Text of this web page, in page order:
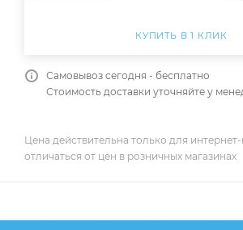
КУПИТЬ В 1 КЛИК
Самовывоз сегодня - бесплатно
Стоимость доставки уточняйте у
Цена действительна только для
отличаться от цен в розничных магазинах